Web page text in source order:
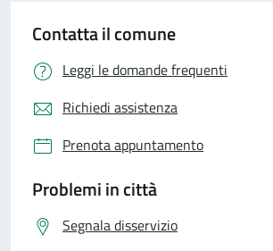
Contatta il comune
Leggi le domande frequenti
Richiedi assistenza
Prenota appuntamento
Problemi in città
Segnala disservizio